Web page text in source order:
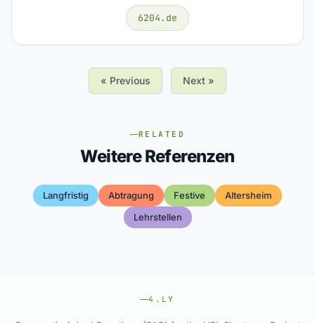
6204.de
« Previous Next »
RELATED
Weitere Referenzen
Langfristig Abtragung Festive
Altersheim
Lehrstellen
4.LY